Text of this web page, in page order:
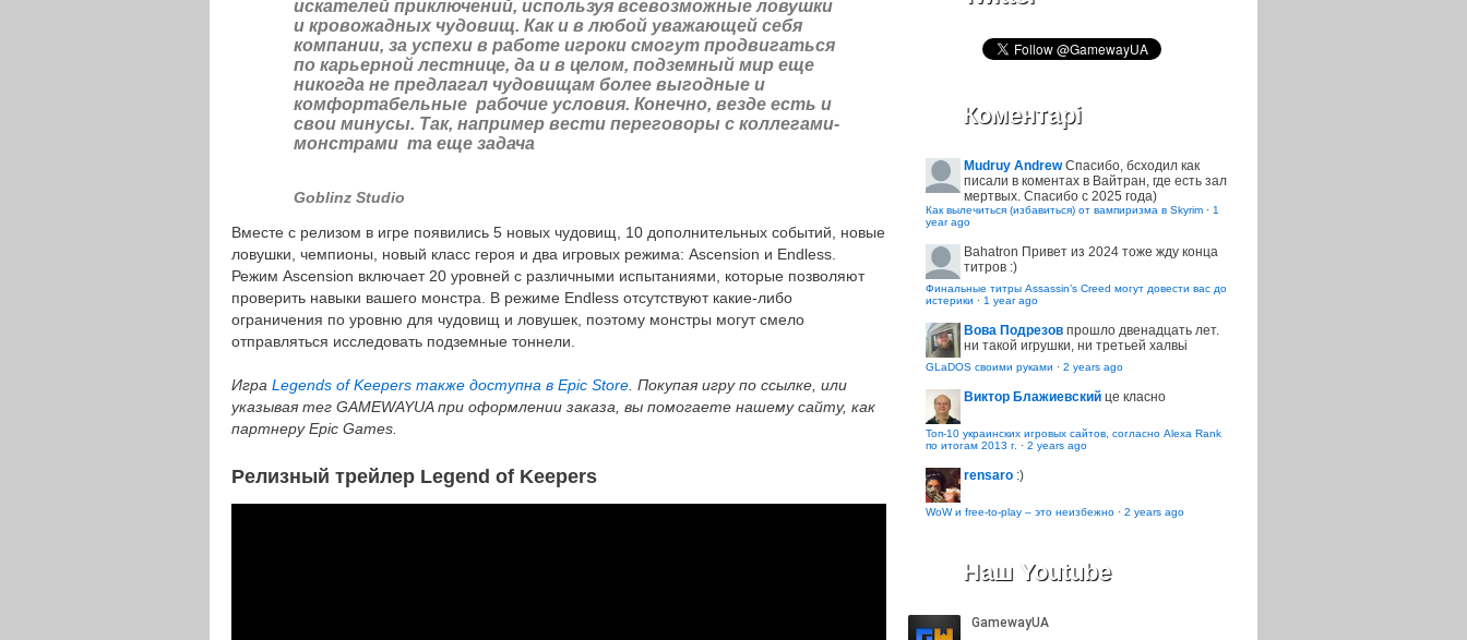
искателей приключений, используя всевозможные ловушки
и кровожадных чудовищ. Как и в любой уважающей себя
компании, за успехи в работе игроки смогут продвигаться
по карьерной лестнице, да и в целом, подземный мир еще
никогда не предлагал чудовищам более выгодные и
комфортабельные рабочие условия. Конечно, везде есть и
свои минусы. Так, например вести переговоры с коллегами-
монстрами та еще задача
Goblinz Studio
Вместе с релизом в игре появились 5 новых чудовищ, 10 дополнительных событий, новые
ловушки, чемпионы, новый класс героя и два игровых режима: Ascension и Endless.
Режим Ascension включает 20 уровней с различными испытаниями, которые позволяют
проверить навыки вашего монстра. В режиме Endless отсутствуют какие-либо
ограничения по уровню для чудовищ и ловушек, поэтому монстры могут смело
отправляться исследовать подземные тоннели.
Игра Legends of Keepers также доступна в Epic Store. Покупая игру по ссылке, или
указывая тег GAMEWAYUA при оформлении заказа, вы помогаете нашему сайту, как
партнеру Epic Games.
Релизный трейлер Legend of Keepers
Коментарі
Mudruy Andrew Спасибо, бсходил как
писали в коментах в Вайтран, где есть зал
мертвых. Спасибо с 2025 года)
Как вылечиться (избавиться) от вампиризма в Skyrim · 1
year ago
Bahatron Привет из 2024 тоже жду конца
титров :)
Финальные титры Assassin’s Creed могут довести вас до
истерики · 1 year ago
Вова Подрезов прошло двенадцать лет.
ни такой игрушки, ни третьей халвьі
GLaDOS своими руками · 2 years ago
Виктор Блажиевский це класно
Топ-10 украинских игровых сайтов, согласно Alexa Rank
по итогам 2013 г. · 2 years ago
rensaro :)
WoW и free-to-play – это неизбежно · 2 years ago
Наш Youtube